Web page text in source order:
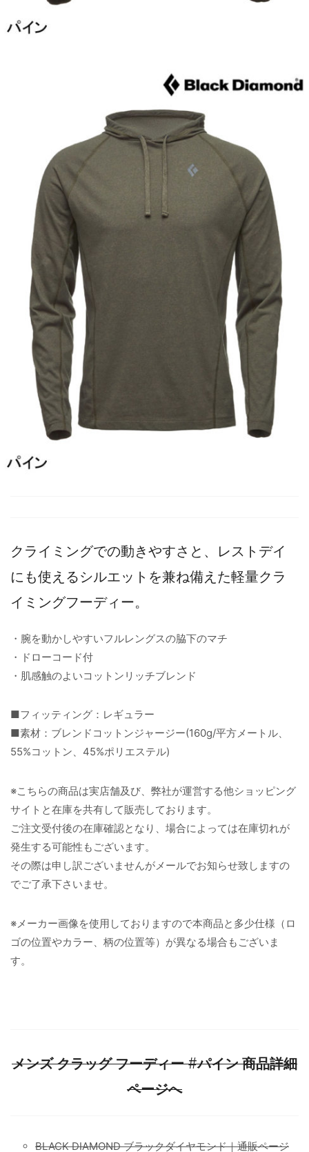
クライミングでの動きやすさと、レストデイ
にも使えるシルエットを兼ね備えた軽量クラ
イミングフーディー。
・腕を動かしやすいフルレングスの脇下のマチ
・ドローコード付
・肌感触のよいコットンリッチブレンド
■フィッティング：レギュラー
■素材：ブレンドコットンジャージー(160g/平方メートル、
55%コットン、45%ポリエステル)
※こちらの商品は実店舗及び、弊社が運営する他ショッピング
サイトと在庫を共有して販売しております。
ご注文受付後の在庫確認となり、場合によっては在庫切れが
発生する可能性もございます。
その際は申し訳ございませんがメールでお知らせ致しますの
でご了承下さいませ。
※メーカー画像を使用しておりますので本商品と多少仕様（ロ
ゴの位置やカラー、柄の位置等）が異なる場合もございま
す。
メンズ クラッグ フーディー #パイン 商品詳細
ページへ
BLACK DIAMOND ブラックダイヤモンド｜通販ページ